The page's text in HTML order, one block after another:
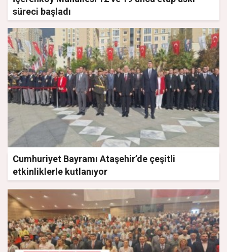
süreci başladı
Cumhuriyet Bayramı Ataşehir’de çeşitli
etkinliklerle kutlanıyor